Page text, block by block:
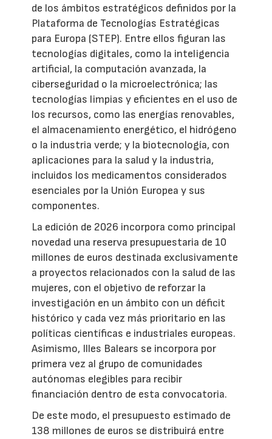
de los ámbitos estratégicos definidos por la
Plataforma de Tecnologías Estratégicas
para Europa (STEP). Entre ellos figuran las
tecnologías digitales, como la inteligencia
artificial, la computación avanzada, la
ciberseguridad o la microelectrónica; las
tecnologías limpias y eficientes en el uso de
los recursos, como las energías renovables,
el almacenamiento energético, el hidrógeno
o la industria verde; y la biotecnología, con
aplicaciones para la salud y la industria,
incluidos los medicamentos considerados
esenciales por la Unión Europea y sus
componentes.
La edición de 2026 incorpora como principal
novedad una reserva presupuestaria de 10
millones de euros destinada exclusivamente
a proyectos relacionados con la salud de las
mujeres, con el objetivo de reforzar la
investigación en un ámbito con un déficit
histórico y cada vez más prioritario en las
políticas científicas e industriales europeas.
Asimismo, Illes Balears se incorpora por
primera vez al grupo de comunidades
autónomas elegibles para recibir
financiación dentro de esta convocatoria.
De este modo, el presupuesto estimado de
138 millones de euros se distribuirá entre